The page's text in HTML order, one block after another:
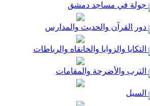
جولة في مساجد دمشق
دور القرآن والحديث والمدارس
التكايا والزوايا والخانقاه والرباطات
الترب والأضرحة والمقامات
السبل